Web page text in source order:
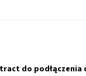
do